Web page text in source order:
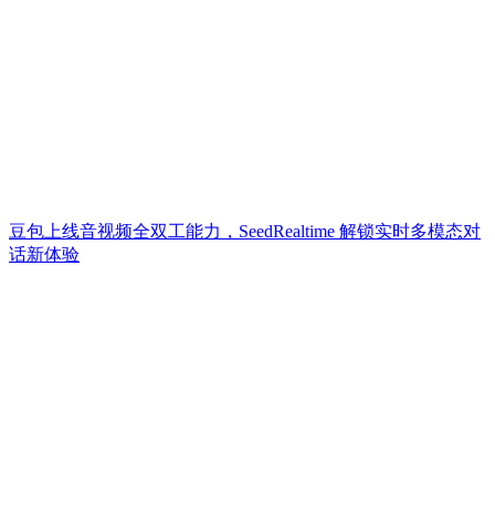
豆包上线音视频全双工能力，SeedRealtime 解锁实时多模态对
话新体验